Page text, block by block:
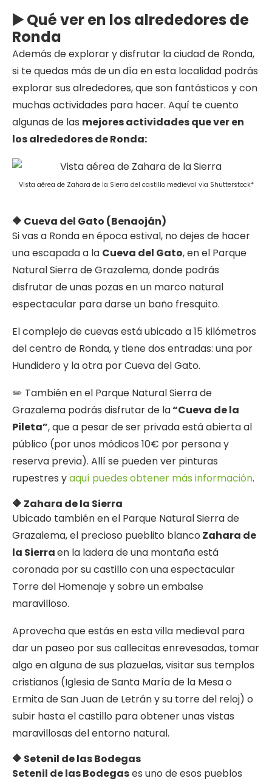
▶️ Qué ver en los alrededores de
Ronda
Además de explorar y disfrutar la ciudad de Ronda,
si te quedas más de un día en esta localidad podrás
explorar sus alrededores, que son fantásticos y con
muchas actividades para hacer. Aquí te cuento
algunas de las mejores actividades que ver en
los alrededores de Ronda:
Vista aérea de Zahara de la Sierra del castillo medieval via Shutterstock*
🔶 Cueva del Gato (Benaoján)
Si vas a Ronda en época estival, no dejes de hacer
una escapada a la Cueva del Gato, en el Parque
Natural Sierra de Grazalema, donde podrás
disfrutar de unas pozas en un marco natural
espectacular para darse un baño fresquito.
El complejo de cuevas está ubicado a 15 kilómetros
del centro de Ronda, y tiene dos entradas: una por
Hundidero y la otra por Cueva del Gato.
✏️ También en el Parque Natural Sierra de
Grazalema podrás disfrutar de la“Cueva de la
Pileta”, que a pesar de ser privada está abierta al
público (por unos módicos 10€ por persona y
reserva previa). Allí se pueden ver pinturas
rupestres yaquí puedes obtener más información.
🔶 Zahara de la Sierra
Ubicado también en el Parque Natural Sierra de
Grazalema, el precioso pueblito blanco Zahara de
la Sierraen la ladera de una montaña está
coronada por su castillo con una espectacular
Torre del Homenaje y sobre un embalse
maravilloso.
Aprovecha que estás en esta villa medieval para
dar un paseo por sus callecitas enrevesadas, tomar
algo en alguna de sus plazuelas, visitar sus templos
cristianos (Iglesia de Santa María de la Mesa o
Ermita de San Juan de Letrán y su torre del reloj) o
subir hasta el castillo para obtener unas vistas
maravillosas del entorno natural.
🔶 Setenil de las Bodegas
Setenil de las Bodegases uno de esos pueblos